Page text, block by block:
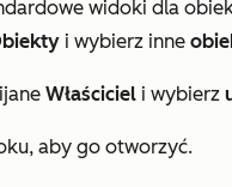
widoki dla
i wybierz inne
Właściciel i wybierz
aby go otworzyć.